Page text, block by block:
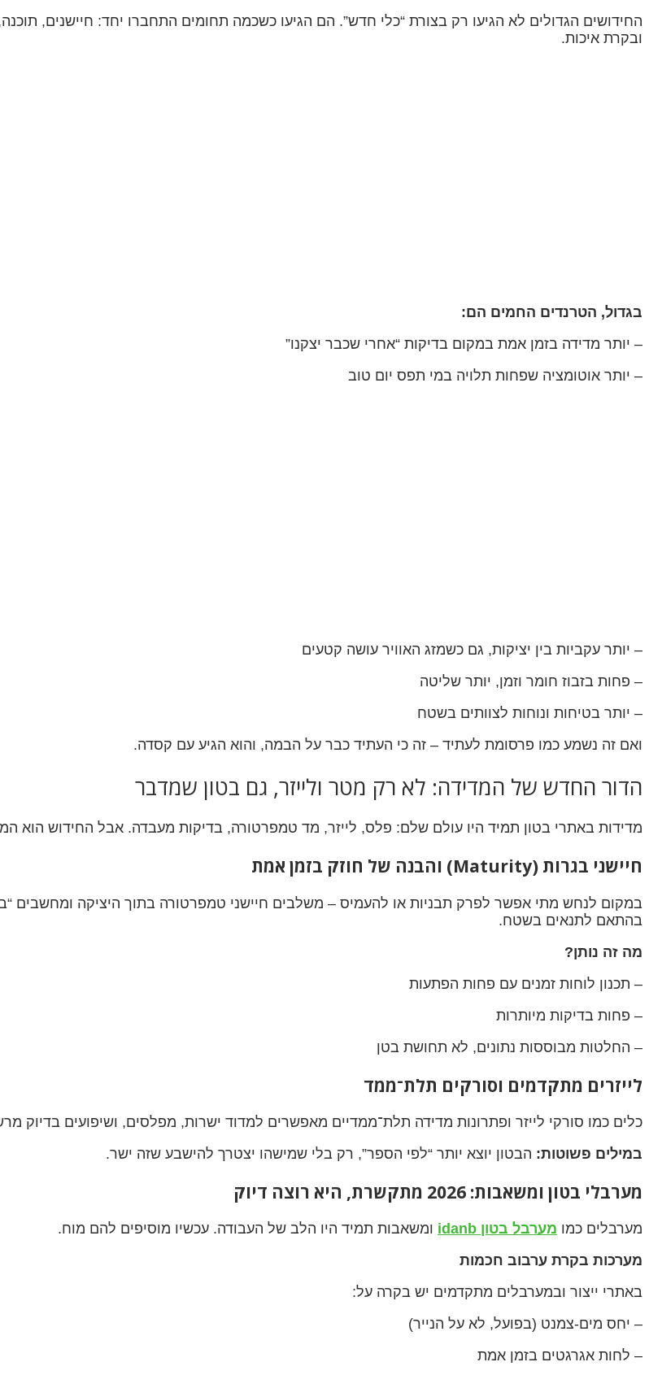
החידושים הגדולים לא הגיעו רק בצורת “כלי חדש”. הם הגיעו כשכמה תחומים התחברו יחד: חיישנים,
ובקרת איכות.
בגדול, הטרנדים החמים הם:
– יותר מדידה בזמן אמת במקום בדיקות “אחרי שכבר יצקנו”
– יותר אוטומציה שפחות תלויה במי תפס יום טוב
– יותר עקביות בין יציקות, גם כשמזג האוויר עושה קטעים
– פחות בזבוז חומר וזמן, יותר שליטה
– יותר בטיחות ונוחות לצוותים בשטח
ואם זה נשמע כמו פרסומת לעתיד – זה כי העתיד כבר על הבמה, והוא הגיע עם קסדה.
הדור החדש של המדידה: לא רק מטר ולייזר, גם בטון שמדבר
מדידות באתרי בטון תמיד היו עולם שלם: פלס, לייזר, מד טמפרטורה, בדיקות מעבדה. אבל החידוש
חיישני בגרות (Maturity) והבנה של חוזק בזמן אמת
במקום לנחש מתי אפשר לפרק תבניות או להעמיס – משלבים חיישני טמפרטורה בתוך היציקה ומחשבים
בהתאם לתנאים בשטח.
מה זה נותן?
– תכנון לוחות זמנים עם פחות הפתעות
– פחות בדיקות מיותרות
– החלטות מבוססות נתונים, לא תחושת בטן
לייזרים מתקדמים וסורקים תלת־ממד
כלים כמו סורקי לייזר ופתרונות מדידה תלת־ממדיים מאפשרים למדוד ישרות, מפלסים, ושיפועים בדיוק
במילים פשוטות: הבטון יוצא יותר “לפי הספר”, רק בלי שמישהו יצטרך להישבע שזה ישר.
מערבלי בטון ומשאבות: 2026 מתקשרת, היא רוצה דיוק
מערבלים כמו מערבל בטון idanb
ומשאבות תמיד היו הלב של העבודה. עכשיו מוסיפים להם מוח.
מערכות בקרת ערבוב חכמות
באתרי ייצור ובמערבלים מתקדמים יש בקרה על:
– יחס מים-צמנט (בפועל, לא על הנייר)
– לחות אגרגטים בזמן אמת